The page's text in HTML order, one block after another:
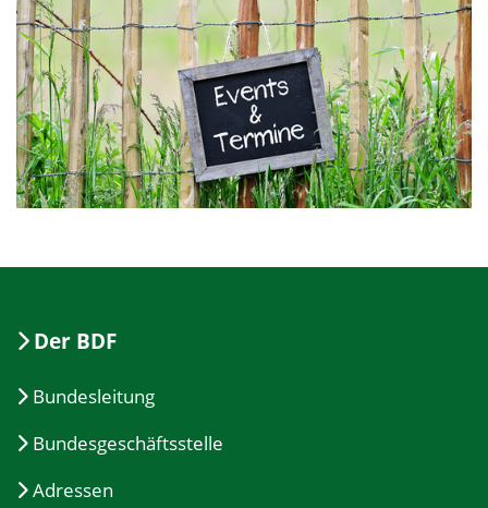
Der BDF
Bundesleitung
Bundesgeschäftsstelle
Adressen